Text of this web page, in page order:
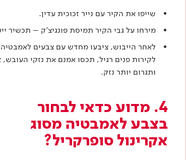
שייפו את הקיר עם נייר זכוכית עדין.
מירחו על גבי הקיר תמיסת פונגיצ'ק – תכשיר
לאחר הייבוש, ציבעו מחדש עם צבעים
לקירות פנים רגיל, תכסו אמנם את נזקי העובש,
ותגרום יותר נזק.
4. מדוע כדאי לבחור
בצבע לאמבטיה מסוג
אקרינול סופרקריל?